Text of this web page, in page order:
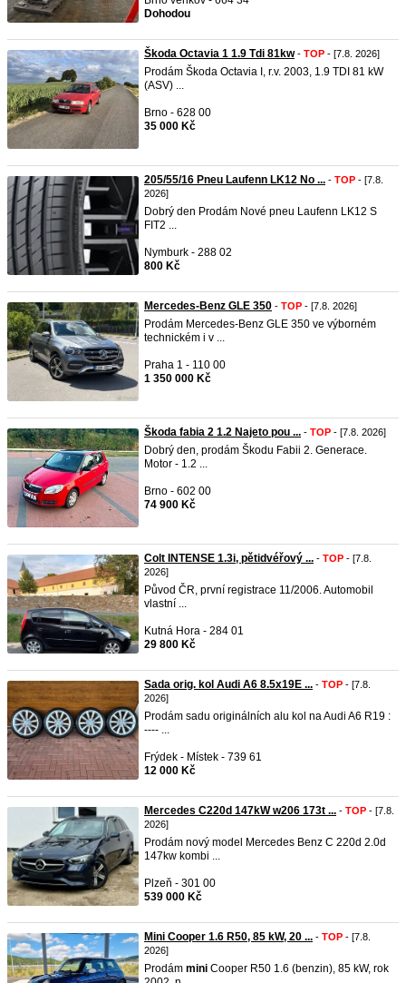
Dohodou
Škoda Octavia 1 1.9 Tdi 81kw- TOP - [7.8. 2026]
Prodám Škoda Octavia I, r.v. 2003, 1.9 TDI 81 kW
(ASV) ...
Brno - 628 00
35 000 Kč
205/55/16 Pneu Laufenn LK12 No ... - TOP - [7.8.
2026]
Dobrý den Prodám Nové pneu Laufenn LK12 S
FIT2 ...
Nymburk - 288 02
800 Kč
Mercedes-Benz GLE 350 - TOP - [7.8. 2026]
Prodám Mercedes-Benz GLE 350 ve výborném
technickém i v ...
Praha 1 - 110 00
1 350 000 Kč
Škoda fabia 2 1.2 Najeto pou ... - TOP - [7.8. 2026]
Dobrý den, prodám Škodu Fabii 2. Generace.
Motor - 1.2 ...
Brno - 602 00
74 900 Kč
Colt INTENSE 1.3i, pětidvéřový ... - TOP - [7.8.
2026]
Původ ČR, první registrace 11/2006. Automobil
vlastní ...
Kutná Hora - 284 01
29 800 Kč
Sada orig. kol Audi A6 8.5x19E ... - TOP - [7.8.
2026]
Prodám sadu originálních alu kol na Audi A6 R19 :
---- ...
Frýdek - Místek - 739 61
12 000 Kč
Mercedes C220d 147kW w206 173t ... - TOP - [7.8.
2026]
Prodám nový model Mercedes Benz C 220d 2.0d
147kw kombi ...
Plzeň - 301 00
539 000 Kč
Mini Cooper 1.6 R50, 85 kW, 20 ... - TOP - [7.8.
2026]
Prodám mini Cooper R50 1.6 (benzin), 85 kW, rok